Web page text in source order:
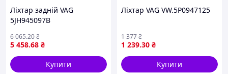
Лiхтар задній VAG
5JH945097B
5 458.68 ₴
6 065.20₴
Купити
Ліхтар VAG VW.5P0947125
1 239.30 ₴
1 377₴
Купити